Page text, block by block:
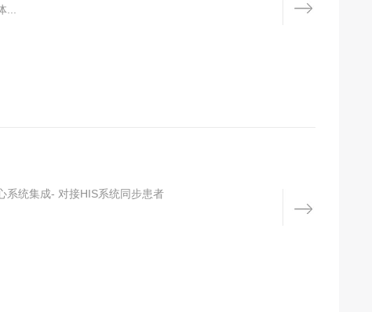
系统集成- 对接HIS系统同步患者